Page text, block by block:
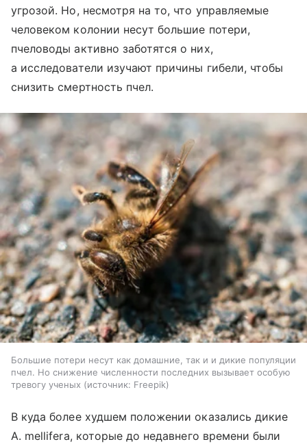
угрозой. Но, несмотря на то, что управляемые
человеком колонии несут большие потери,
пчеловоды активно заботятся о них,
а исследователи изучают причины гибели, чтобы
снизить смертность пчел.
Большие потери несут как домашние, так и и дикие популяции
пчел. Но снижение численности последних вызывает особую
тревогу ученых
источник: Freepik
В куда более худшем положении оказались дикие
A. mellifera, которые до недавнего времени были